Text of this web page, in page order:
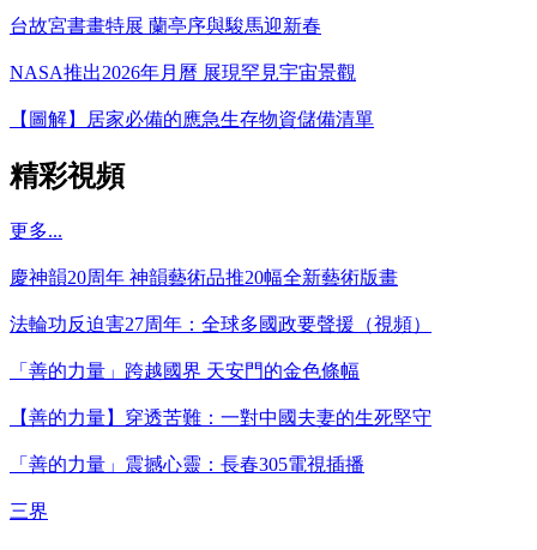
台故宮書畫特展 蘭亭序與駿馬迎新春
NASA推出2026年月曆 展現罕見宇宙景觀
【圖解】居家必備的應急生存物資儲備清單
精彩視頻
更多...
慶神韻20周年 神韻藝術品推20幅全新藝術版畫
法輪功反迫害27周年：全球多國政要聲援（視頻）
「善的力量」跨越國界 天安門的金色條幅
【善的力量】穿透苦難：一對中國夫妻的生死堅守
「善的力量」震撼心靈：長春305電視插播
三界